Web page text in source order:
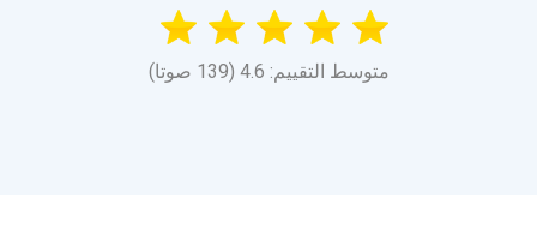
متوسط التقييم: 4.6 (139 صوتا)